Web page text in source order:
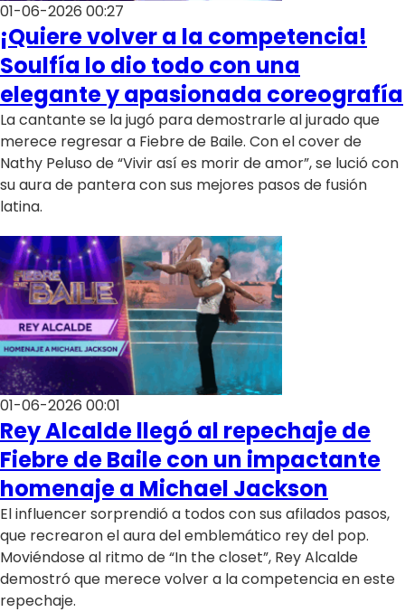
01-06-2026 00:27
¡Quiere volver a la competencia!
Soulfía lo dio todo con una
elegante y apasionada coreografía
La cantante se la jugó para demostrarle al jurado que
merece regresar a Fiebre de Baile. Con el cover de
Nathy Peluso de “Vivir así es morir de amor”, se lució con
su aura de pantera con sus mejores pasos de fusión
latina.
01-06-2026 00:01
Rey Alcalde llegó al repechaje de
Fiebre de Baile con un impactante
homenaje a Michael Jackson
El influencer sorprendió a todos con sus afilados pasos,
que recrearon el aura del emblemático rey del pop.
Moviéndose al ritmo de “In the closet”, Rey Alcalde
demostró que merece volver a la competencia en este
repechaje.